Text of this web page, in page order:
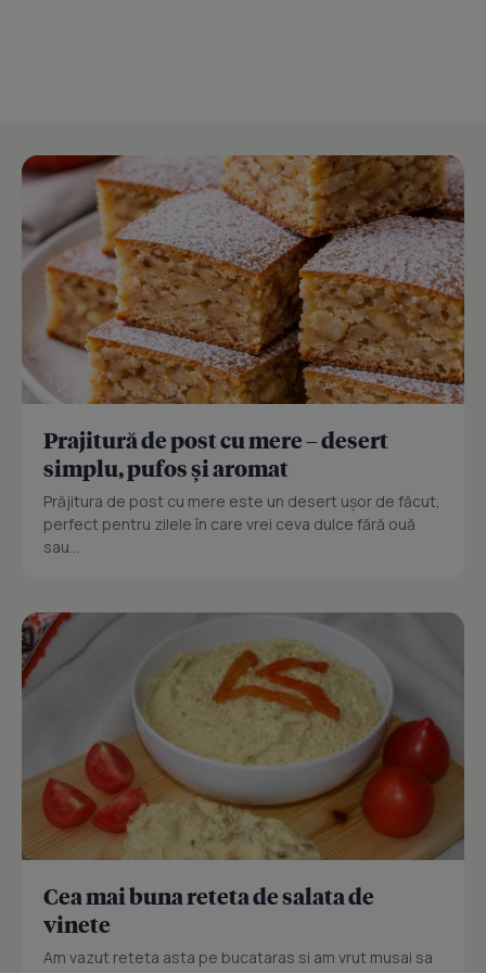
Prajitură de post cu mere – desert
simplu, pufos și aromat
Prăjitura de post cu mere este un desert ușor de făcut,
perfect pentru zilele în care vrei ceva dulce fără ouă
sau...
Cea mai buna reteta de salata de
vinete
Am vazut reteta asta pe bucataras si am vrut musai sa